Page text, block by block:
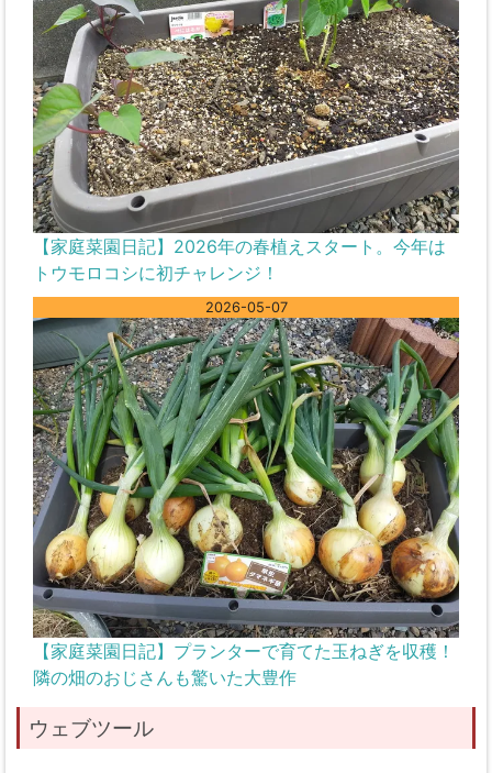
【家庭菜園日記】2026年の春植えスタート。今年は
トウモロコシに初チャレンジ！
2026-05-07
【家庭菜園日記】プランターで育てた玉ねぎを収穫！
隣の畑のおじさんも驚いた大豊作
ウェブツール